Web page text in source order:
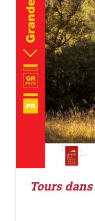
ACHETER
Tours